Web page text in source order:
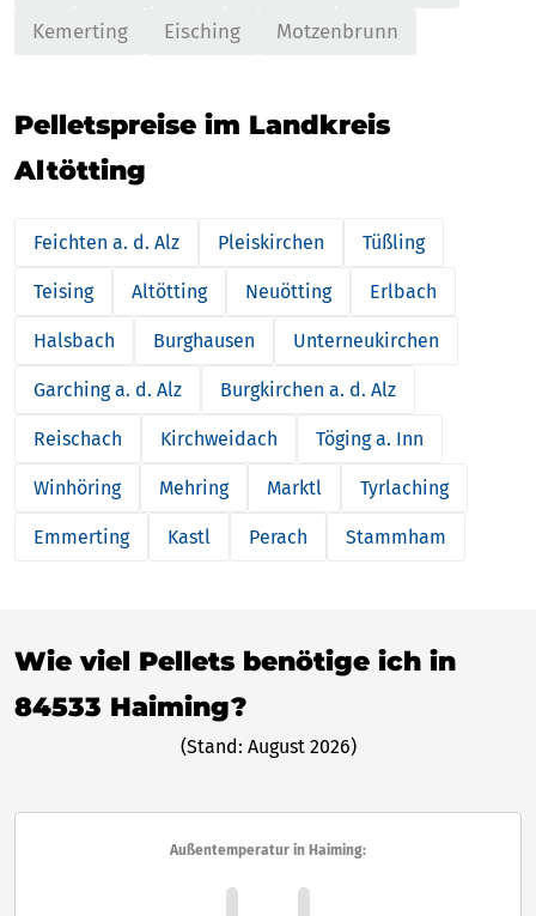
Kemerting
Eisching Motzenbrunn
Pelletspreise im Landkreis
Altötting
Feichten a. d. Alz Pleiskirchen Tüßling
Teising Altötting Neuötting Erlbach
Halsbach Burghausen Unterneukirchen
Garching a. d. Alz Burgkirchen a. d. Alz
Reischach Kirchweidach Töging a. Inn
Winhöring Mehring Marktl Tyrlaching
Emmerting Kastl Perach Stammham
Wie viel Pellets benötige ich in
84533 Haiming?
(Stand: August 2026)
Außentemperatur in Haiming: